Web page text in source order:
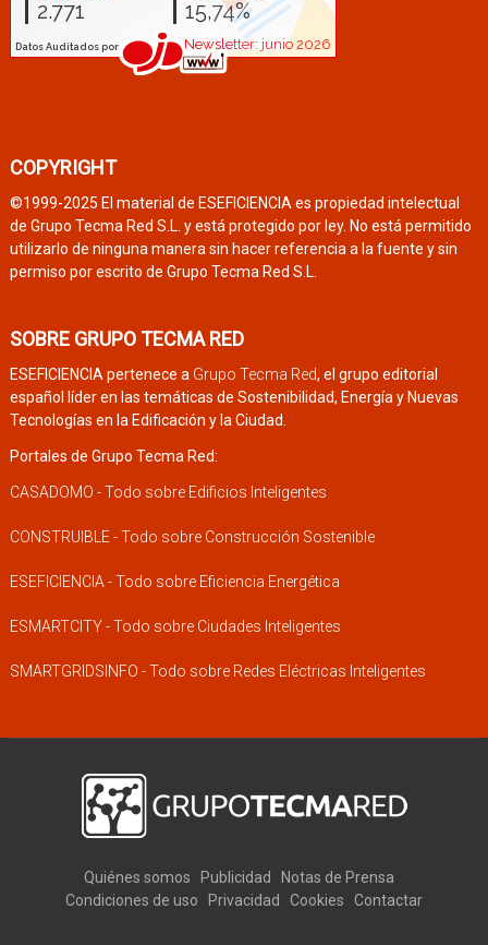
COPYRIGHT
©1999-2025 El material de ESEFICIENCIA es propiedad intelectual
de Grupo Tecma Red S.L. y está protegido por ley. No está permitido
utilizarlo de ninguna manera sin hacer referencia a la fuente y sin
permiso por escrito de Grupo Tecma Red S.L.
SOBRE GRUPO TECMA RED
ESEFICIENCIA pertenece a Grupo Tecma Red, el grupo editorial
español líder en las temáticas de Sostenibilidad, Energía y Nuevas
Tecnologías en la Edificación y la Ciudad.
Portales de Grupo Tecma Red:
CASADOMO - Todo sobre Edificios Inteligentes
CONSTRUIBLE - Todo sobre Construcción Sostenible
ESEFICIENCIA - Todo sobre Eficiencia Energética
ESMARTCITY - Todo sobre Ciudades Inteligentes
SMARTGRIDSINFO - Todo sobre Redes Eléctricas Inteligentes
Quiénes somos Publicidad
Notas de Prensa
Condiciones de uso
Privacidad Cookies Contactar